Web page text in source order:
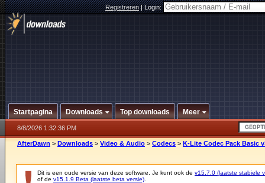
Registreren|Login:
Startpagina Downloads Top downloads Meer
8/8/2026 1:32:36 PM
AfterDawn > Downloads > Video & Audio > Codecs > K-Lite Codec Pack Basic
Dit is een oude versie van deze software. Je kunt ook de v15.7.0 (laatste stabiele
of de v15.1.9 Beta (laatste beta versie)